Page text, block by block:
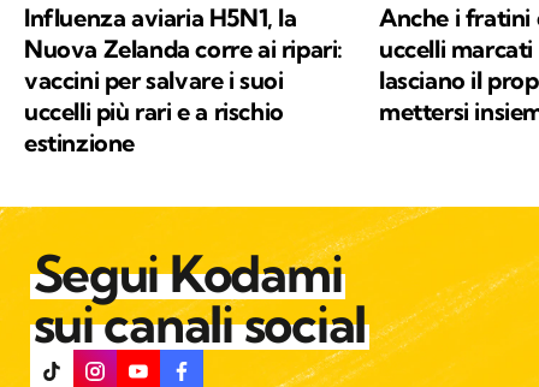
Influenza aviaria H5N1, la
Nuova Zelanda corre ai ripari:
vaccini per salvare i suoi
uccelli più rari e a rischio
estinzione
Anche i fratini
uccelli
lasciano il
mettersi
Segui Kodami
sui canali social